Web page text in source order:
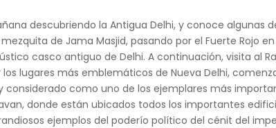
descubriendo la Antigua Delhi, y conoce algunas
de Jama Masjid, pasando por el Fuerte Rojo
casco antiguo de Delhi. A continuación, visita al
lugares más emblemáticos de Nueva Delhi,
como uno de los ejemplares más
donde están ubicados todos los importantes
ejemplos del poderío político del cénit del